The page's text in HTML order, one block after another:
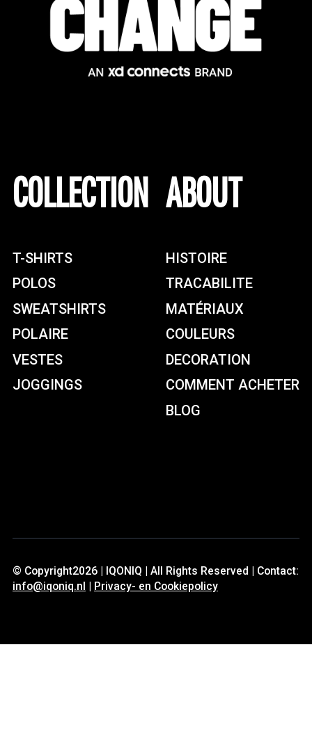
COLLECTION
T-SHIRTS
POLOS
SWEATSHIRTS
POLAIRE
VESTES
JOGGINGS
ABOUT
HISTOIRE
TRACABILITE
MATÉRIAUX
COULEURS
DECORATION
COMMENT ACHETER
BLOG
© Copyright2026 | IQONIQ | All Rights Reserved | Contact:
info@iqoniq.nl | Privacy- en Cookiepolicy